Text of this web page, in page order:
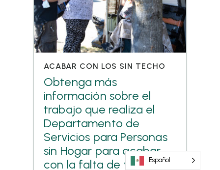
ACABAR CON LOS SIN TECHO
Obtenga más
información sobre el
trabajo que realiza el
Departamento de
Servicios para Personas
sin Hogar para acabar
con la falta de vivienda.
Español